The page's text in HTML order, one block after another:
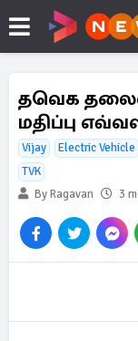
தவெக
மதிப்பு
Vijay Electric Vehicle
TVK
By Ragavan
3